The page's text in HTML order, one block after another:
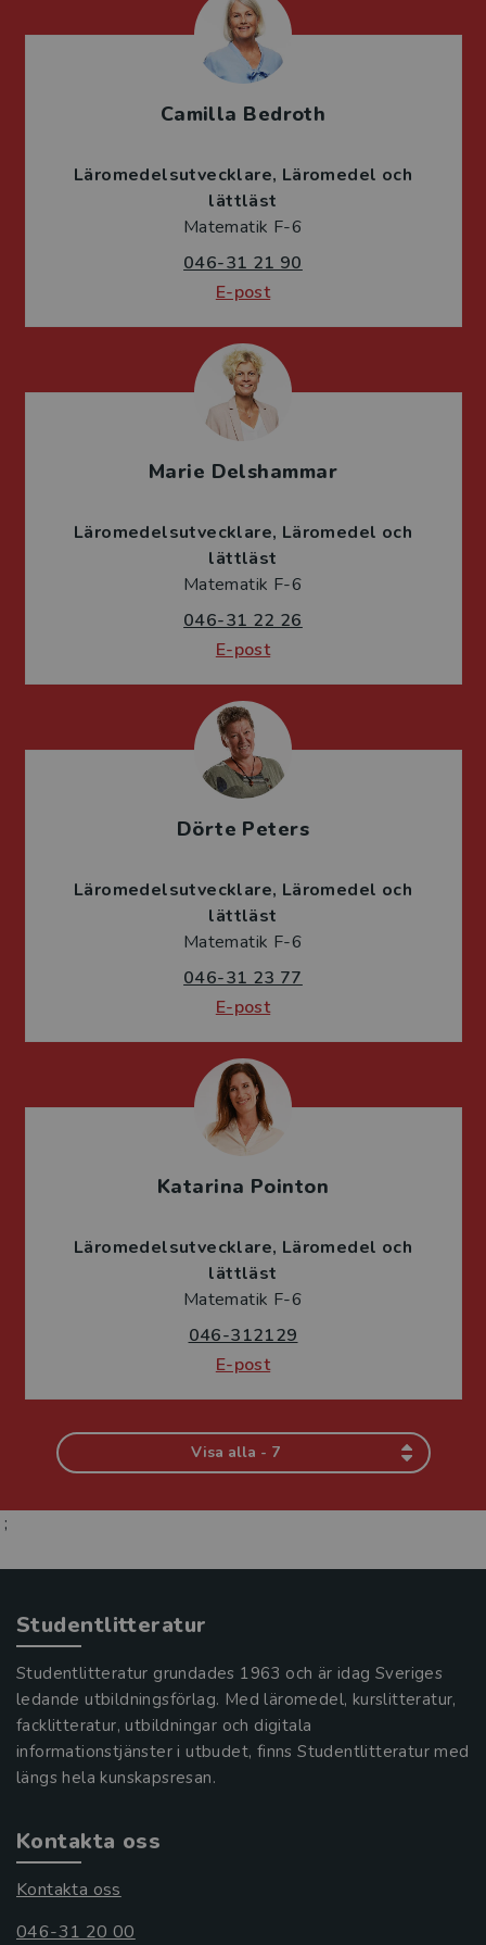
Camilla Bedroth
Läromedelsutvecklare Läromedel och
lättläst
Matematik F-6
046-31 21 90
E-post
Marie Delshammar
Läromedelsutvecklare Läromedel och
lättläst
Matematik F-6
046-31 22 26
E-post
Dörte Peters
Läromedelsutvecklare Läromedel och
lättläst
Matematik F-6
046-31 23 77
E-post
Katarina Pointon
Läromedelsutvecklare Läromedel och
lättläst
Matematik F-6
046-312129
E-post
Visa alla - 7
;
Studentlitteratur
Studentlitteratur grundades 1963 och är idag Sveriges
ledande utbildningsförlag. Med läromedel, kurslitteratur,
facklitteratur, utbildningar och digitala
informationstjänster i utbudet, finns Studentlitteratur med
längs hela kunskapsresan.
Kontakta oss
Kontakta oss
046-31 20 00